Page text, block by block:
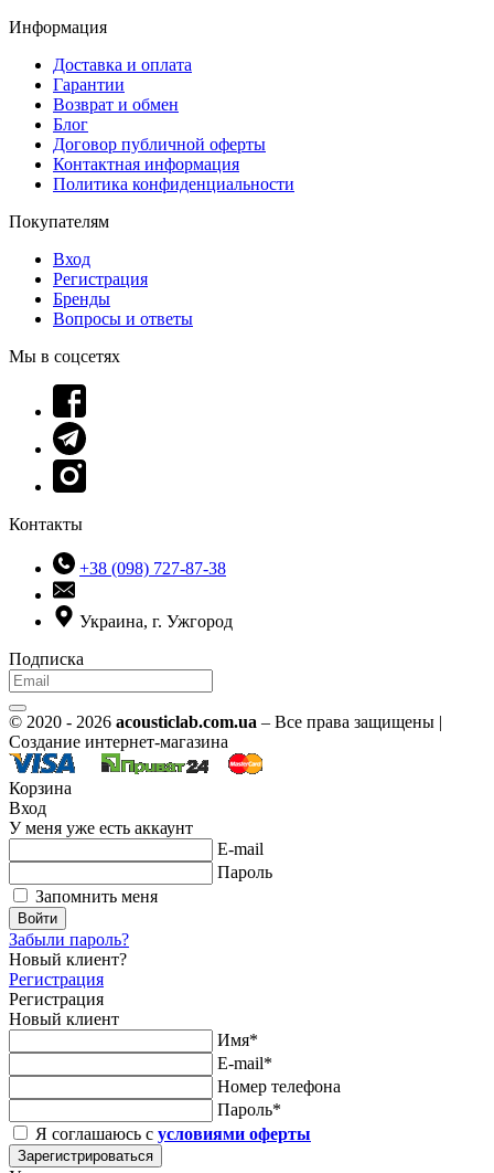
Информация
Доставка и оплата
Гарантии
Возврат и обмен
Блог
Договор публичной оферты
Контактная информация
Политика конфиденциальности
Покупателям
Вход
Регистрация
Бренды
Вопросы и ответы
Мы в соцсетях
Контакты
+38 (098) 727-87-38
Украина, г. Ужгород
Подписка
© 2020 - 2026 acousticlab.com.ua – Все права защищены |
Создание интернет-магазина
Корзина
Вход
У меня уже есть аккаунт
E-mail
Пароль
Запомнить меня
Войти
Забыли пароль?
Новый клиент?
Регистрация
Регистрация
Новый клиент
Имя*
E-mail*
Номер телефона
Пароль*
Я соглашаюсь с условиями оферты
Зарегистрироваться